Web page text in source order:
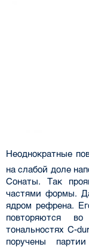
Неоднократные
на слабой доле
Сонаты. Так
частями формы.
ядром рефрена.
повторяются
тональностях C-
поручены